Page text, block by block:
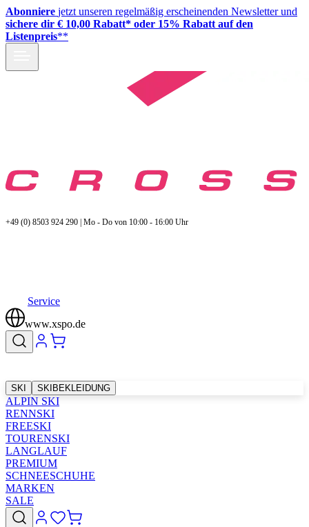
Abonniere jetzt unseren regelmäßig erscheinenden Newsletter und
sichere dir € 10,00 Rabatt* oder 15% Rabatt auf den
Listenpreis**
+49 (0) 8503 924 290 | Mo - Do von 10:00 - 16:00 Uhr
Service
www.xspo.de
SKI SKIBEKLEIDUNG
ALPIN SKI
RENNSKI
FREESKI
TOURENSKI
LANGLAUF
PREMIUM
SCHNEESCHUHE
MARKEN
SALE